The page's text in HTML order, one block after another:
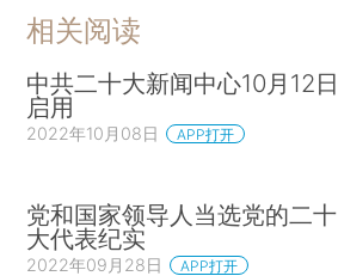
相关阅读
中共二十大新闻中心10月12日
启用
2022年10月08日 APP打开
党和国家领导人当选党的二十
大代表纪实
2022年09月28日 APP打开